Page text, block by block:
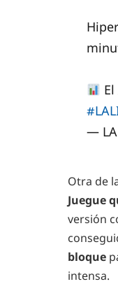
—
Otra de
Juegue
versión
bloque
intensa.